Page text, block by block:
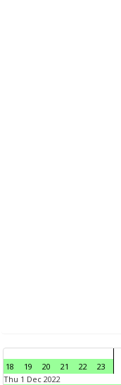
18 19 20 21 22
23
Thu 1 Dec 2022